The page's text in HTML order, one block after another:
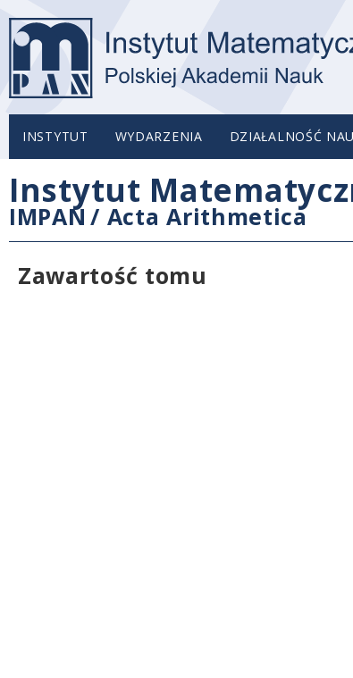
INSTYTUT WYDARZENIA DZIAŁALNOŚĆ
Instytut
IMPAN / Acta Arithmetica
Zawartość tomu